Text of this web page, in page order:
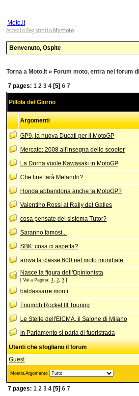
Moto.it
Accedi o Registrati a Mymoto
Benvenuto, Ospite
Torna a Moto.it » Forum moto, entra nel forum
7 pages: 1 2 3 4 [5] 6 7
Pillola del Giorno
Argomenti
GP9, la nuova Ducati per il MotoGP
Mercato: 2008 all'insegna dello scooter
La Dorna vuole Kawasaki in MotoGP
Che fine farà Melandri?
Honda abbandona anche la MotoGP?
Valentino Rossi al Rally del Galles
cosa pensate del sistema Tutor?
Saranno famosi...
SBK: cosa ci aspetta?
arriva la classe 600 nel moto mondiale
Nasce la figura dell'Opinionista
[ Vai a Pagina: 1, 2, 3 ]
baldassarre monti
Triumph Rocket III Touring
Le Stelle dell'EICMA, il Salone di Milano
In Parlamento si parla di fuoristrada
Utenti che sfogliano il forum
Guest
Mostra Argomento
7 pages: 1 2 3 4 [5] 6 7